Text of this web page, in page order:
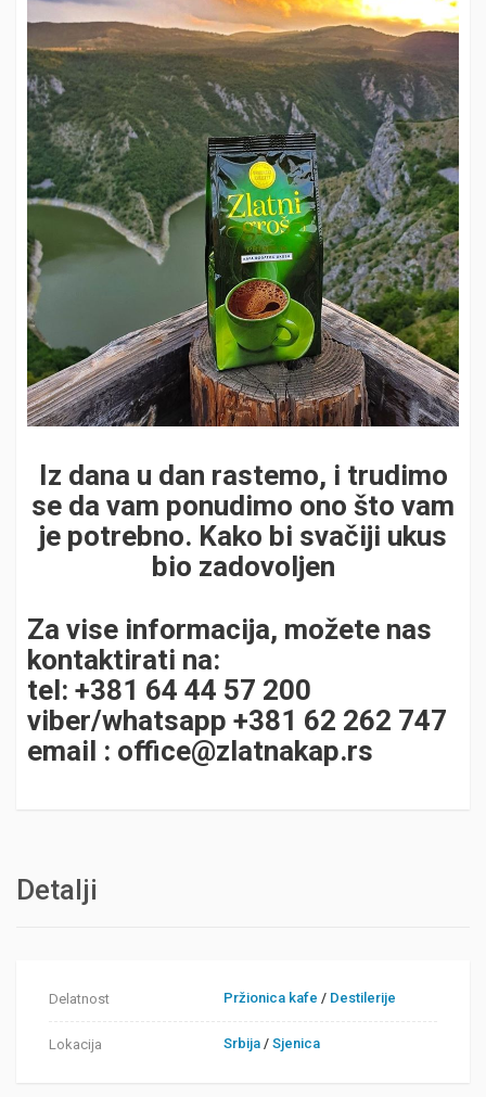
Iz dana u dan rastemo, i trudimo
se da vam ponudimo ono što vam
je potrebno. Kako bi svačiji ukus
bio zadovoljen
Za vise informacija, možete nas
kontaktirati na:
tel: +381 64 44 57 200
viber/whatsapp +381 62 262 747
email : office@zlatnakap.rs
Detalji
Delatnost Pržionica kafe / Destilerije
Lokacija Srbija /Sjenica